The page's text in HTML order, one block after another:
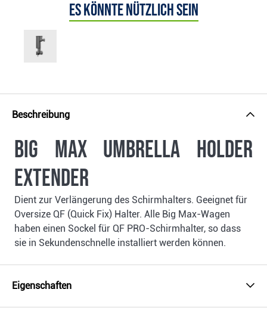
Es könnte nützlich sein
Beschreibung
Big Max Umbrella Holder
Extender
Dient zur Verlängerung des Schirmhalters. Geeignet für
Oversize QF (Quick Fix) Halter. Alle Big Max-Wagen
haben einen Sockel für QF PRO-Schirmhalter, so dass
sie in Sekundenschnelle installiert werden können.
Eigenschaften